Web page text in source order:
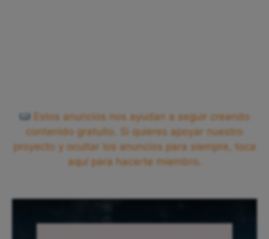
Estos anuncios nos ayudan a seguir creando
contenido gratuito. Si quieres apoyar nuestro
proyecto y ocultar los anuncios para siempre, toca
aquí para hacerte miembro.